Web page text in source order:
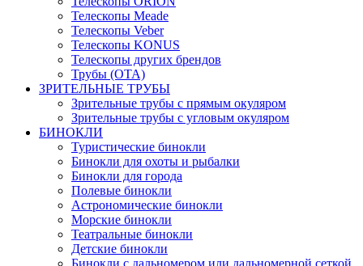
Телескопы Meade
Телескопы Veber
Телескопы KONUS
Телескопы других брендов
Трубы (ОТА)
ЗРИТЕЛЬНЫЕ ТРУБЫ
Зрительные трубы с прямым окуляром
Зрительные трубы с угловым окуляром
БИНОКЛИ
Туристические бинокли
Бинокли для охоты и рыбалки
Бинокли для города
Полевые бинокли
Астрономические бинокли
Морские бинокли
Театральные бинокли
Детские бинокли
Бинокли с дальномером или дальномерной сеткой